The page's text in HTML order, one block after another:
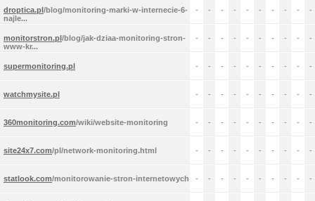
droptica.pl/blog/monitoring-marki-w-internecie-6-
najle...
- - - - - - - - - -
monitorstron.pl/blog/jak-dziaa-monitoring-stron-
www-kr...
- - - - - - - - - -
supermonitoring.pl - - - - - - - - - -
watchmysite.pl - - - - - - - - - -
360monitoring.com/wiki/website-monitoring - - - - - - - - - -
site24x7.com/pl/network-monitoring.html - - - - - - - - - -
statlook.com/monitorowanie-stron-internetowych - - - - - - - - - -